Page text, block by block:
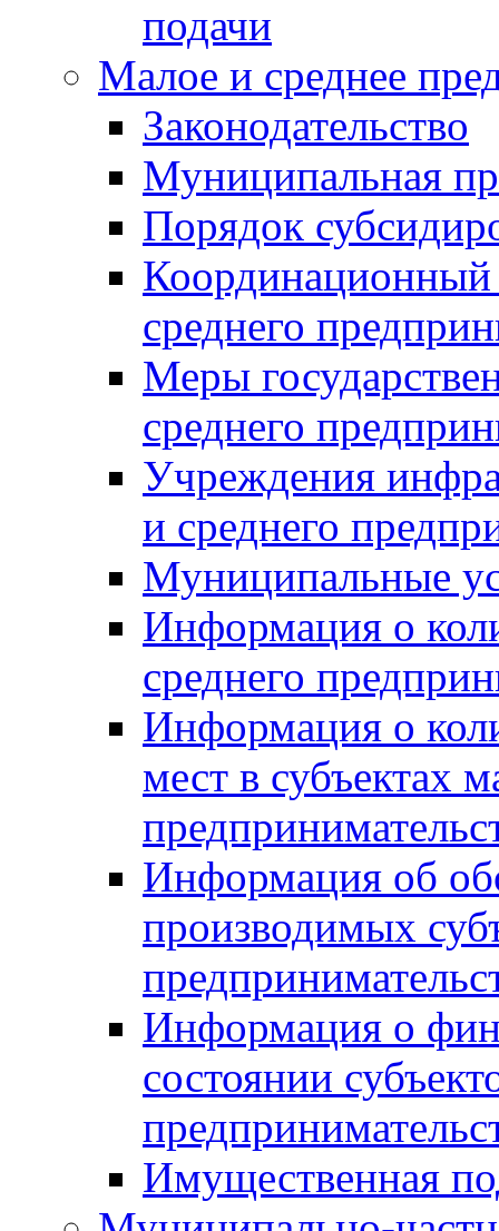
подачи
Малое и среднее
Законодательство
Муниципальная
Порядок
Координационный
среднего
Меры
среднего
Учреждения
и среднего
Муниципальные
Информация о
среднего
Информация о
мест в субъектах
Информация об
производимых
Информация о
состоянии
Имущественная